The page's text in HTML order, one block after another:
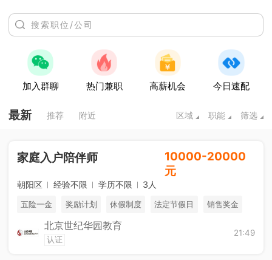
加入群聊 热门兼职 高薪机会 今日速配
最新 推荐 附近 区域 职能 筛选
家庭入户陪伴师
10000-20000
元
朝阳区 经验不限 学历不限 3人
五险一金 奖励计划 休假制度 法定节假日 销售奖金
免费进修 海外游学 综合补贴
北京世纪华园教育
认证
21:49